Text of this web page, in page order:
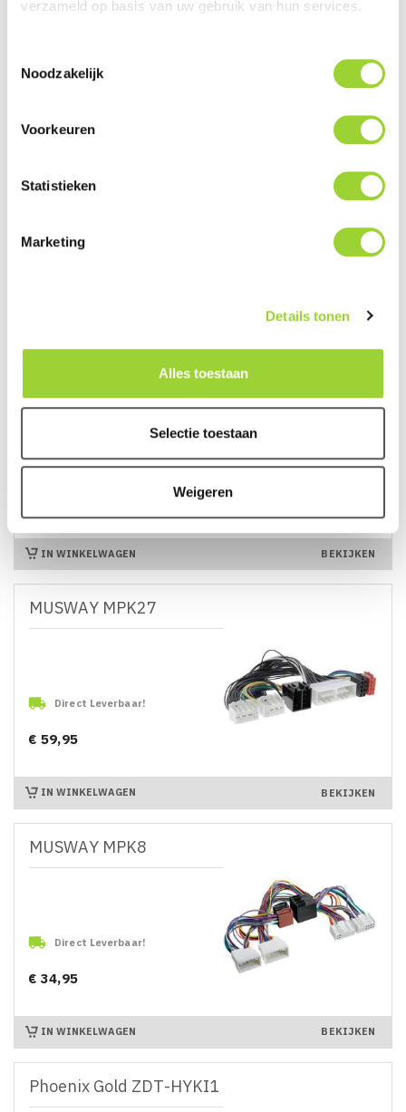
verzameld op basis van uw gebruik van hun services.
Noodzakelijk
Voorkeuren
Statistieken
Marketing
Details tonen
Alles toestaan
Selectie toestaan
Weigeren
IN WINKELWAGEN BEKIJKEN
MUSWAY MPK-HY1M6
BEKIJKEN
 Direct Leverbaar!
IN WINKELWAGEN BEKIJKEN
MUSWAY MPK27
 Direct Leverbaar!
Prijs
€ 59,95
IN WINKELWAGEN BEKIJKEN
MUSWAY MPK8
 Direct Leverbaar!
Prijs
€ 34,95
IN WINKELWAGEN BEKIJKEN
Phoenix Gold ZDT-HYKI1